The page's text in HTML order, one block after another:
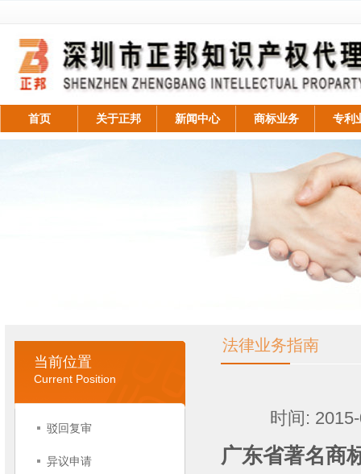
首页 关于正邦 新闻中心 商标业务 专利
当前位置
Current Position
驳回复审
异议申请
法律业务指南
时间:
广东省著名商